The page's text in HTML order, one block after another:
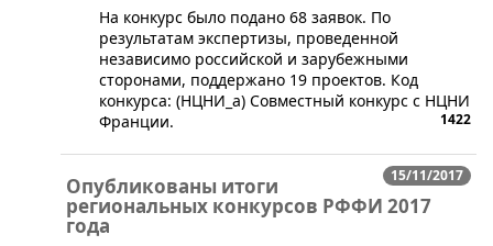
​На конкурс было подано 68 заявок. По
результатам экспертизы, проведенной
независимо российской и зарубежными
сторонами, поддержано 19 проектов. Код
конкурса: (НЦНИ_а) Совместный конкурс с НЦНИ
Франции.
1422
15/11/2017
Опубликованы итоги
региональных конкурсов РФФИ 2017
года